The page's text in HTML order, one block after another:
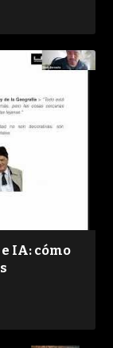
IA: cómo